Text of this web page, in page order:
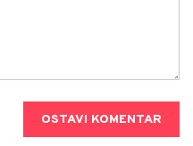
OSTAVI KOMENTAR